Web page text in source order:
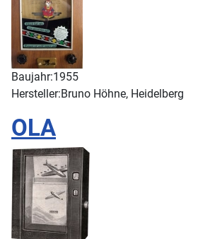
Baujahr:1955
Hersteller:Bruno Höhne, Heidelberg
OLA